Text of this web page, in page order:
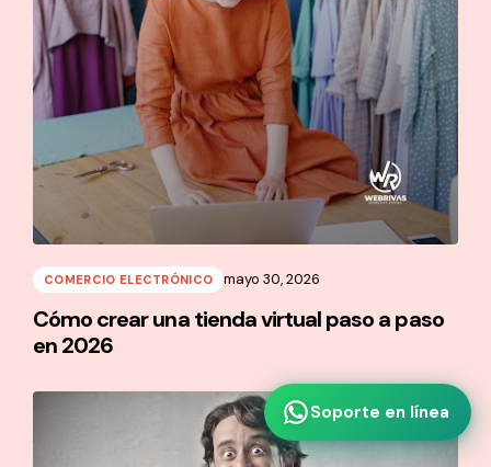
COMERCIO ELECTRÓNICO mayo 30, 2026
Cómo crear una tienda virtual paso a paso
en 2026
Soporte en línea